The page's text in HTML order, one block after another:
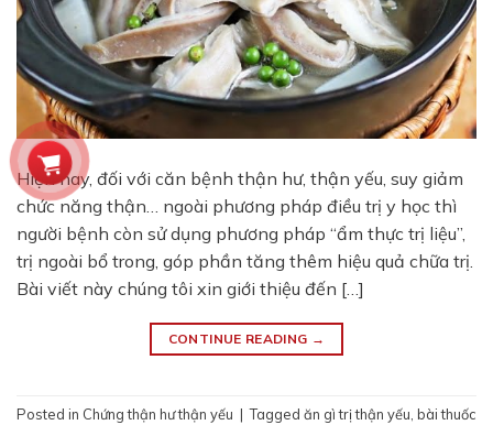
Hiện nay, đối với căn bệnh thận hư, thận yếu, suy giảm
chức năng thận… ngoài phương pháp điều trị y học thì
người bệnh còn sử dụng phương pháp “ẩm thực trị liệu”,
trị ngoài bổ trong, góp phần tăng thêm hiệu quả chữa trị.
Bài viết này chúng tôi xin giới thiệu đến […]
CONTINUE READING →
Posted in Chứng thận hư thận yếu | Tagged ăn gì trị thận yếu bài thuốc